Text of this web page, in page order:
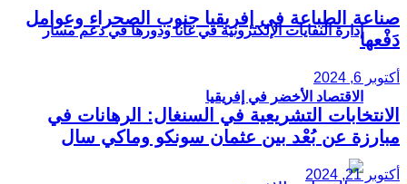
إدارة النفايات الإلكترونية في غانا ودورها في دعم مسار
الاقتصاد الأخضر في إفريقيا
صناعة الطباعة في إفريقيا جنوب الصحراء وعوامل
دَفْعها
أكتوبر 6, 2024
الانتخابات التشريعية في السنغال: الرهانات في
مبارزة عن بُعْد بين عثمان سونكو وماكي سال
أكتوبر 21, 2024